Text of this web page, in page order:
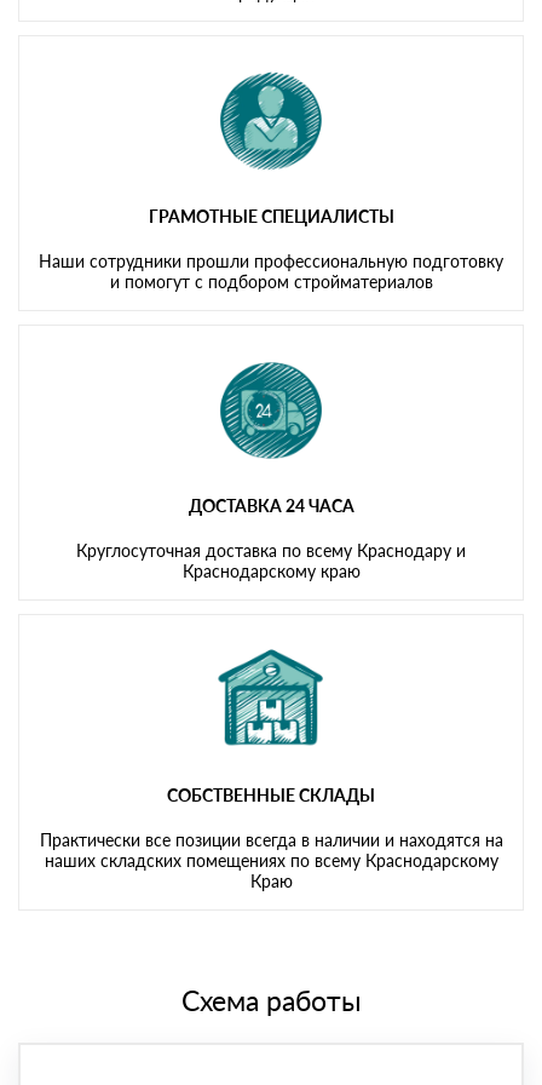
ГРАМОТНЫЕ СПЕЦИАЛИСТЫ
Наши сотрудники прошли профессиональную подготовку
и помогут с подбором стройматериалов
ДОСТАВКА 24 ЧАСА
Круглосуточная доставка по всему Краснодару и
Краснодарскому краю
СОБСТВЕННЫЕ СКЛАДЫ
Практически все позиции всегда в наличии и находятся на
наших складских помещениях по всему Краснодарскому
Краю
Схема работы